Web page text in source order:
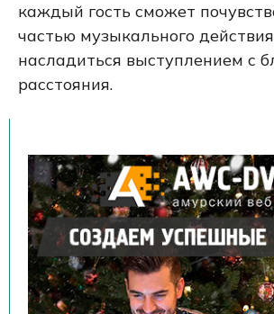
каждый гость сможет
частью музыкального
насладиться выступлением с
расстояния.